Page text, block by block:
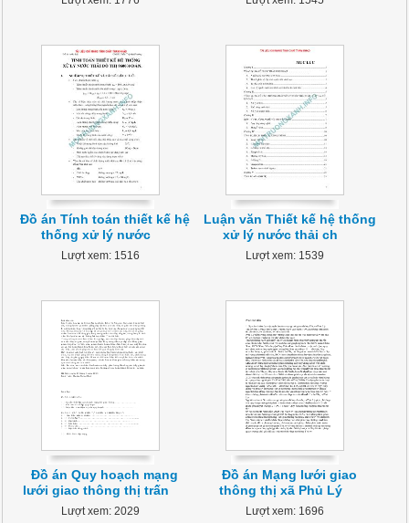
Đồ án Tính toán thiết kế hệ
thống xử lý nước
Lượt xem: 1516
Luận văn Thiết kế hệ thống
xử lý nước thải ch
Lượt xem: 1539
Đồ án Quy hoạch mạng
lưới giao thông thị trấn
Lượt xem: 2029
Đồ án Mạng lưới giao
thông thị xã Phủ Lý
Lượt xem: 1696